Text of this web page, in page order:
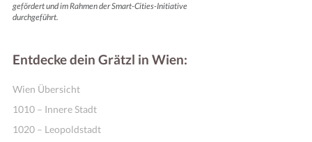
gefördert und im Rahmen der Smart-Cities-Initiative
durchgeführt.
Entdecke dein Grätzl in Wien:
Wien Übersicht
1010 – Innere Stadt
1020 – Leopoldstadt